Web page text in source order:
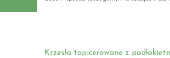
Krzesła tapicerowane z